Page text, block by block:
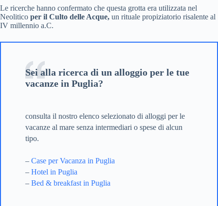
Le ricerche hanno confermato che questa grotta era utilizzata nel
Neolitico per il Culto delle Acque, un rituale propiziatorio risalente al
IV millennio a.C.
Sei alla ricerca di un alloggio per le tue
vacanze in Puglia?
consulta il nostro elenco selezionato di alloggi per le
vacanze al mare senza intermediari o spese di alcun
tipo.
– Case per Vacanza in Puglia
– Hotel in Puglia
– Bed & breakfast in Puglia